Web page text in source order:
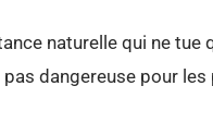
naturelle qui ne
dangereuse pour